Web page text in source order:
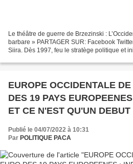
Le théâtre de guerre de Brzezinski :
barbare » PARTAGER SUR: Facebook
Siira. Dès 1997, feu le stratège politique et
EUROPE OCCIDENTALE
DES 19 PAYS
ET CE N'EST QU'UN DEBUT
Publié le 04/07/2022 à 10:31
Par POLITIQUE PACA